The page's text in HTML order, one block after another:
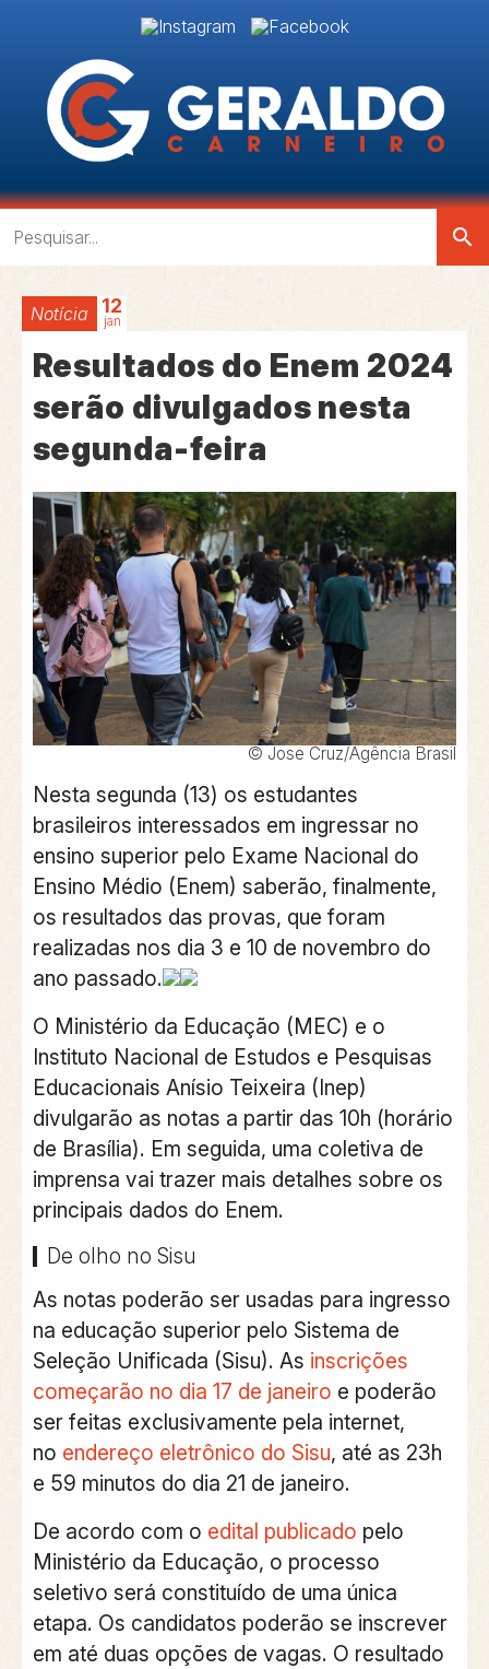
search
Notícia 12
jan
Resultados do Enem 2024
serão divulgados nesta
segunda-feira
© Jose Cruz/Agência Brasil
Nesta segunda (13) os estudantes
brasileiros interessados em ingressar no
ensino superior pelo Exame Nacional do
Ensino Médio (Enem) saberão, finalmente,
os resultados das provas, que foram
realizadas nos dia 3 e 10 de novembro do
ano passado.
O Ministério da Educação (MEC) e o
Instituto Nacional de Estudos e Pesquisas
Educacionais Anísio Teixeira (Inep)
divulgarão as notas a partir das 10h (horário
de Brasília). Em seguida, uma coletiva de
imprensa vai trazer mais detalhes sobre os
principais dados do Enem.
De olho no Sisu
As notas poderão ser usadas para ingresso
na educação superior pelo Sistema de
Seleção Unificada (Sisu). As inscrições
começarão no dia 17 de janeiro e poderão
ser feitas exclusivamente pela internet,
no endereço eletrônico do Sisu, até as 23h
e 59 minutos do dia 21 de janeiro.
De acordo com o edital publicado pelo
Ministério da Educação, o processo
seletivo será constituído de uma única
etapa. Os candidatos poderão se inscrever
em até duas opções de vagas. O resultado